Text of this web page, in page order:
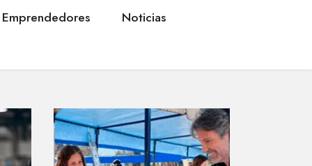
Emprendedores Noticias